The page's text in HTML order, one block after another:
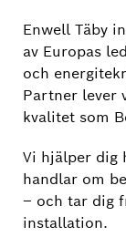
Enwell Täby
av Europas
och
Partner lever
kvalitet som
Vi hjälper dig
handlar om
– och tar dig
installation.